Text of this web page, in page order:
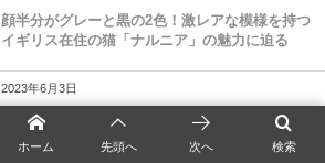
顔半分がグレーと黒の2色！激レアな模様を持つ
イギリス在住の猫「ナルニア」の魅力に迫る
2023年6月3日
【ニャルベロス】3つの頭をもつ猫の姿がギリシ
ャ神話に登場しそうな存在感→可愛さを隠しき
検索
ホーム 先頭へ 次へ